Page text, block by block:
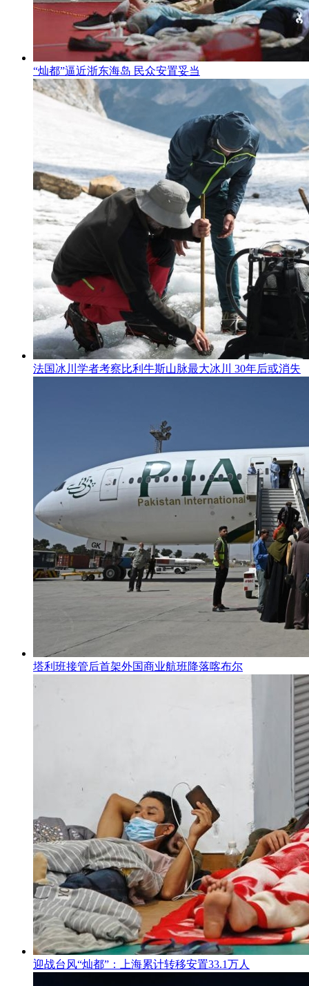
“灿都”逼近浙东海岛 民众安置妥当
法国冰川学者考察比利牛斯山脉最大冰川 30年后或消失
塔利班接管后首架外国商业航班降落喀布尔
迎战台风“灿都”：上海累计转移安置33.1万人